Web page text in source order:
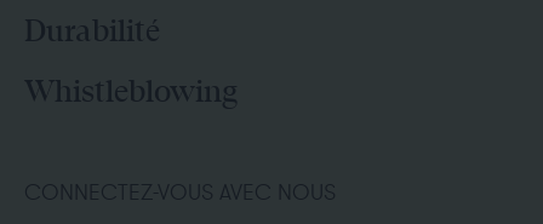
Durabilité
Whistleblowing
CONNECTEZ-VOUS AVEC NOUS